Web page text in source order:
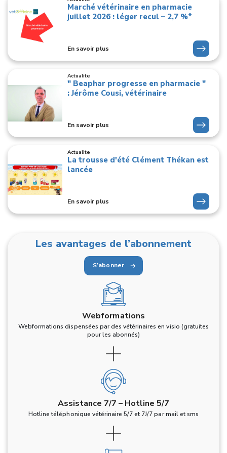
Marché vétérinaire en pharmacie
juillet 2026 : léger recul – 2,7 %*
En savoir plus
Actualite
" Beaphar progresse en pharmacie "
: Jérôme Cousi, vétérinaire
En savoir plus
Actualite
La trousse d'été Clément Thékan est
lancée
En savoir plus
Les avantages de l’abonnement
S’abonner
Webformations
Webformations dispensées par des vétérinaires en visio (gratuites
pour les abonnés)
Assistance 7/7 – Hotline 5/7
Hotline téléphonique vétérinaire 5/7 et 7J/7 par mail et sms